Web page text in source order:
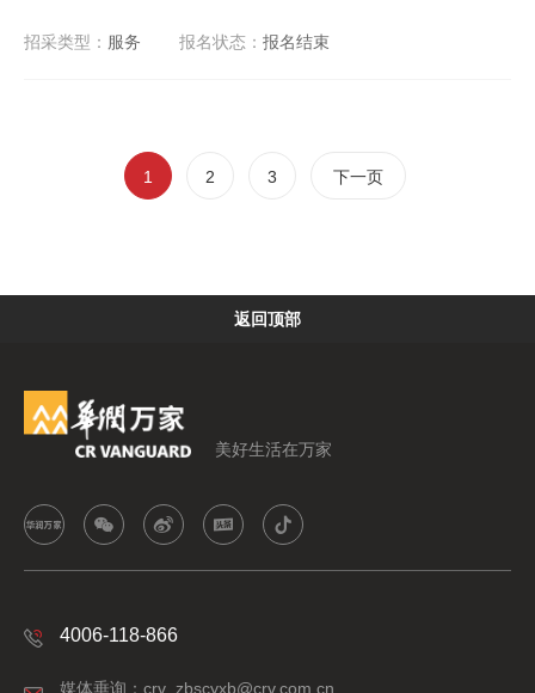
招采类型： 服务 报名状态： 报名结束
1 2 3 下一页
返回顶部
美好生活在万家
4006-118-866
媒体垂询：crv_zbscyxb@crv.com.cn